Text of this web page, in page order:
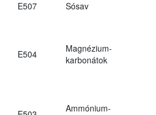
E507 Sósav
E504
Magnézium-
karbonátok
Ammónium-